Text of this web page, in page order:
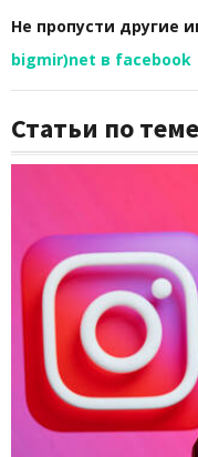
Не пропусти другие
bigmir)net в facebook
Статьи по теме